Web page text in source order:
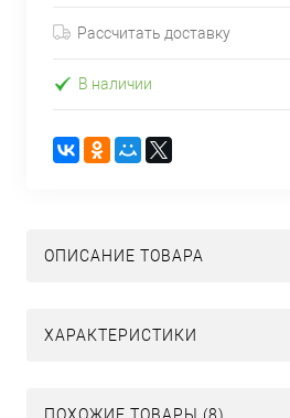
Рассчитать доставку
В наличии
ОПИСАНИЕ ТОВАРА
ХАРАКТЕРИСТИКИ